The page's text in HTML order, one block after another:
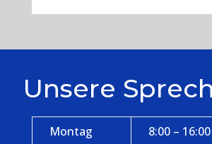
Unsere
Montag 8:00 –